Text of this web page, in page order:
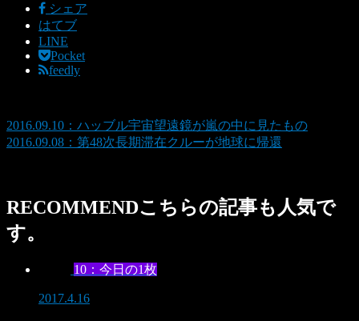
シェア
はてブ
LINE
Pocket
feedly
2016.09.10：ハッブル宇宙望遠鏡が嵐の中に見たもの
2016.09.08：第48次長期滞在クルーが地球に帰還
RECOMMENDこちらの記事も人気で
す。
10：今日の1枚
2017.4.16